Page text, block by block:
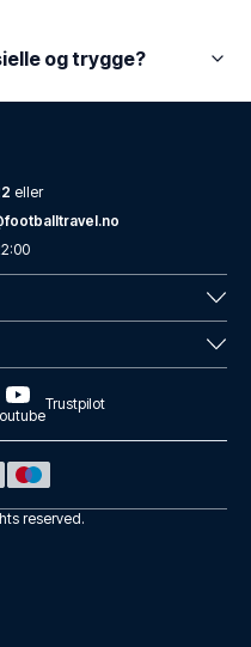
og trygge?
eller
Trustpilot
reserved.